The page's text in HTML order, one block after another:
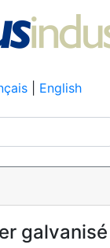
English
galvanisé